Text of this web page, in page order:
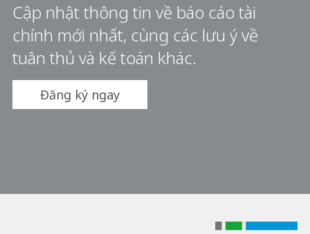
Cập nhật thông tin về báo cáo tài
chính mới nhất, cùng các lưu ý về
tuân thủ và kế toán khác.
Đăng ký ngay